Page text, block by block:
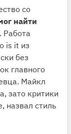
со
найти
. Работа
is it из
без
главного
Майкл
зато критики
назвал стиль